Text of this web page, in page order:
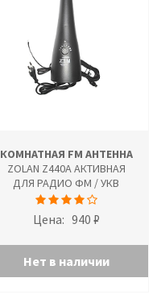
КОМНАТНАЯ FM АНТЕННА
ZOLAN Z440A АКТИВНАЯ
ДЛЯ РАДИО ФМ / УКВ
Цена: 940 ₽
Нет в наличии